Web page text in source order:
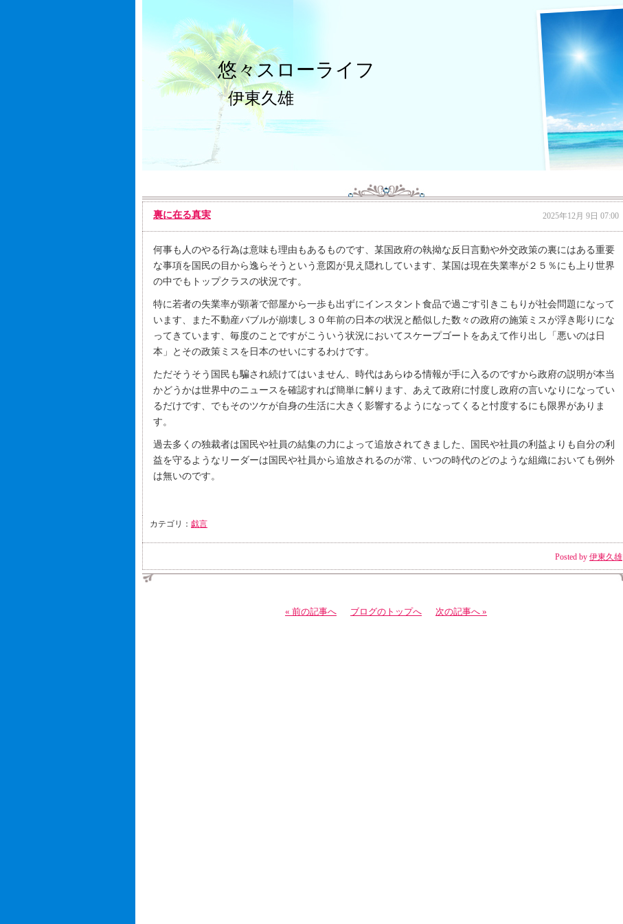
悠々スローライフ
伊東久雄
裏に在る真実 2025年12月 9日 07:00
何事も人のやる行為は意味も理由もあるものです、某国政府の執拗な反日言動や外交政策の裏にはある重要
な事項を国民の目から逸らそうという意図が見え隠れしています、某国は現在失業率が２５％にも上り世界
の中でもトップクラスの状況です。
特に若者の失業率が顕著で部屋から一歩も出ずにインスタント食品で過ごす引きこもりが社会問題になって
います、また不動産バブルが崩壊し３０年前の日本の状況と酷似した数々の政府の施策ミスが浮き彫りにな
ってきています、毎度のことですがこういう状況においてスケープゴートをあえて作り出し「悪いのは日
本」とその政策ミスを日本のせいにするわけです。
ただそうそう国民も騙され続けてはいません、時代はあらゆる情報が手に入るのですから政府の説明が本当
かどうかは世界中のニュースを確認すれば簡単に解ります、あえて政府に忖度し政府の言いなりになってい
るだけです、でもそのツケが自身の生活に大きく影響するようになってくると忖度するにも限界がありま
す。
過去多くの独裁者は国民や社員の結集の力によって追放されてきました、国民や社員の利益よりも自分の利
益を守るようなリーダーは国民や社員から追放されるのが常、いつの時代のどのような組織においても例外
は無いのです。
カテゴリ： 戯言
Posted by 伊東久雄
« 前の記事へ ブログのトップへ 次の記事へ »